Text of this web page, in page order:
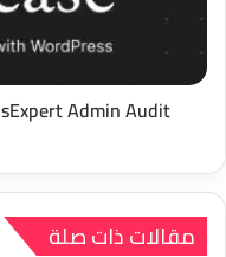
ووردبريس
مقالات ذات صلة